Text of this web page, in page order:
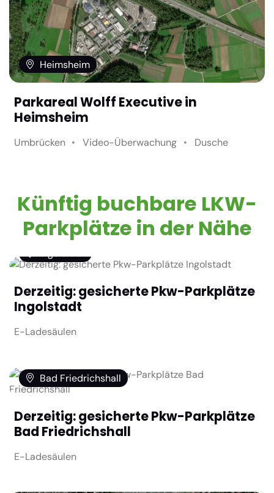
Heimsheim
Parkareal Wolff Executive in
Heimsheim
Umbrücken Video-Überwachung Dusche
Künftig buchbare LKW-
Parkplätze in der Nähe
Ingolstadt
Derzeitig: gesicherte Pkw-Parkplätze
Ingolstadt
E-Ladesäulen
Bad Friedrichshall
Derzeitig: gesicherte Pkw-Parkplätze
Bad Friedrichshall
E-Ladesäulen